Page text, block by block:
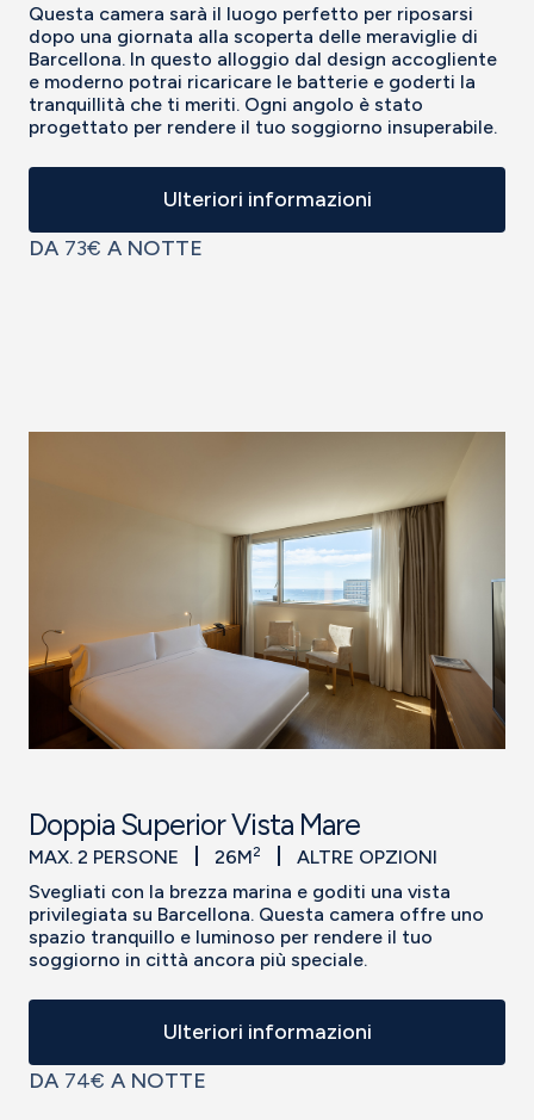
Questa camera sarà il luogo perfetto per riposarsi
dopo una giornata alla scoperta delle meraviglie di
Barcellona. In questo alloggio dal design accogliente
e moderno potrai ricaricare le batterie e goderti la
tranquillità che ti meriti. Ogni angolo è stato
progettato per rendere il tuo soggiorno insuperabile.
Ulteriori informazioni
DA 73€ A NOTTE
Doppia Superior Vista Mare
Svegliati con la brezza marina e goditi una vista
privilegiata su Barcellona. Questa camera offre uno
spazio tranquillo e luminoso per rendere il tuo
soggiorno in città ancora più speciale.
Ulteriori informazioni
MAX. 2 PERSONE 26M2 ALTRE OPZIONI
DA 74€ A NOTTE